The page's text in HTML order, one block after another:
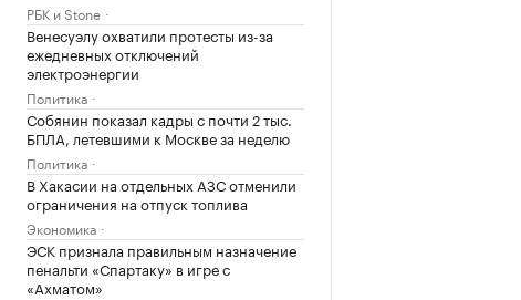
РБК и Stone
Венесуэлу охватили протесты из-за
ежедневных отключений
электроэнергии
Политика
Собянин показал кадры с почти 2 тыс.
БПЛА, летевшими к Москве за неделю
Политика
В Хакасии на отдельных АЗС отменили
ограничения на отпуск топлива
Экономика
ЭСК признала правильным назначение
пенальти «Спартаку» в игре с
«Ахматом»